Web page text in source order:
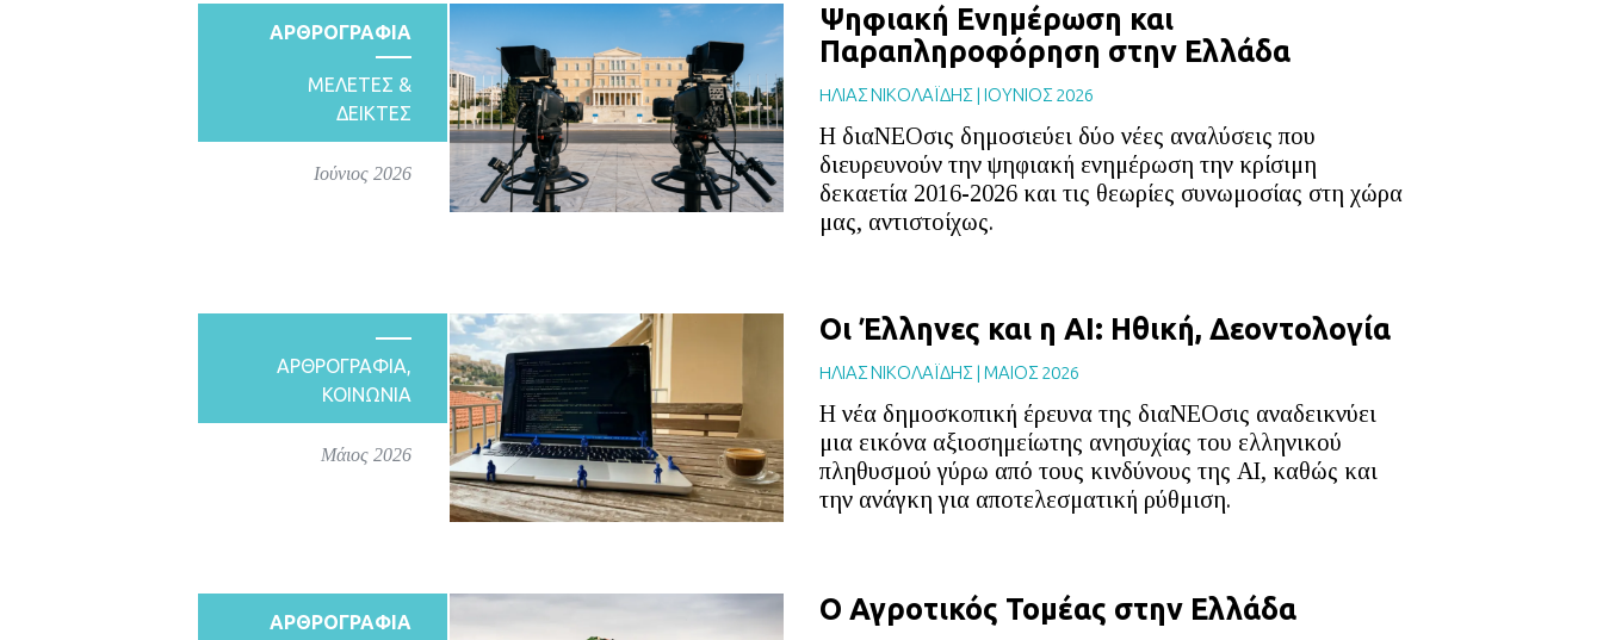
ΑΡΘΡΟΓΡΑΦΙΑ
ΜΕΛΕΤΕΣ &
ΔΕΙΚΤΕΣ
Ιούνιος 2026
Ψηφιακή Ενημέρωση και
Παραπληροφόρηση στην Ελλάδα
HΛΙΑΣ ΝΙΚΟΛΑΪΔΗΣ | ΙΟΥΝΙΟΣ 2026
Η διαΝΕΟσις δημοσιεύει δύο νέες αναλύσεις που
διευρευνούν την ψηφιακή ενημέρωση την κρίσιμη
δεκαετία 2016-2026 και τις θεωρίες συνωμοσίας στη χώρα
μας, αντιστοίχως.
ΑΡΘΡΟΓΡΑΦΙΑ,
ΚΟΙΝΩΝΙΑ
Μάιος 2026
Οι Έλληνες και η AI: Ηθική, Δεοντολογία
HΛΙΑΣ ΝΙΚΟΛΑΪΔΗΣ | ΜΑΙΟΣ 2026
Η νέα δημοσκοπική έρευνα της διαΝΕΟσις αναδεικνύει
μια εικόνα αξιοσημείωτης ανησυχίας του ελληνικού
πληθυσμού γύρω από τους κινδύνους της ΑΙ, καθώς και
την ανάγκη για αποτελεσματική ρύθμιση.
ΑΡΘΡΟΓΡΑΦΙΑ Ο Αγροτικός Τομέας στην Ελλάδα